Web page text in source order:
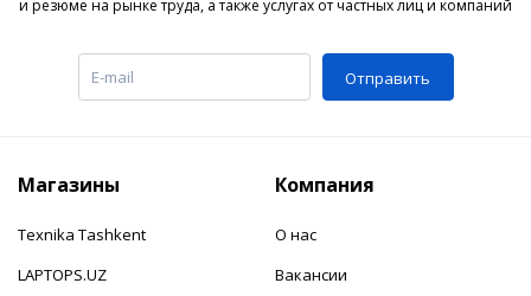
и резюме на рынке труда, а также услугах от частных лиц и компаний
Отправить
Магазины
Texnika Tashkent
LAPTOPS.UZ
Компания
О нас
Вакансии